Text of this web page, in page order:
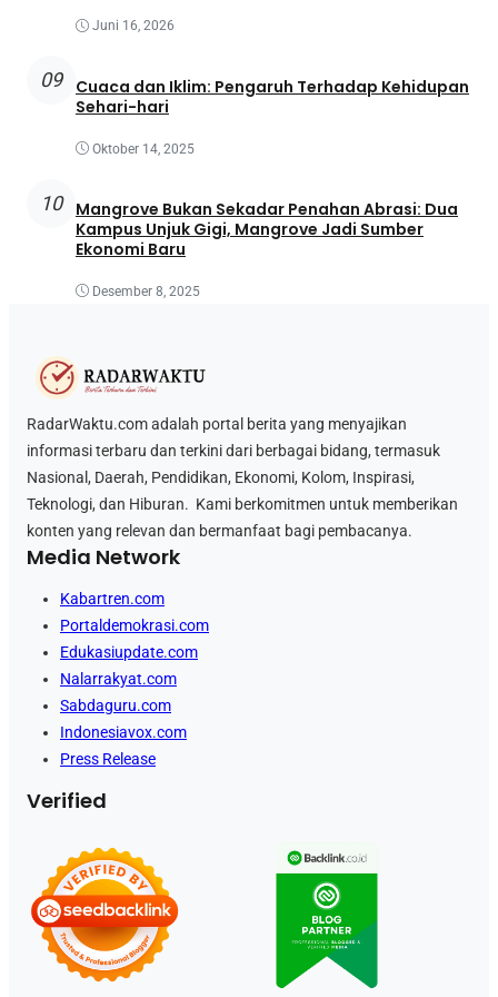
Juni 16, 2026
09
Cuaca dan Iklim: Pengaruh Terhadap Kehidupan
Sehari-hari
Oktober 14, 2025
10
Mangrove Bukan Sekadar Penahan Abrasi: Dua
Kampus Unjuk Gigi, Mangrove Jadi Sumber
Ekonomi Baru
Desember 8, 2025
RadarWaktu.com adalah portal berita yang menyajikan
informasi terbaru dan terkini dari berbagai bidang, termasuk
Nasional, Daerah, Pendidikan, Ekonomi, Kolom, Inspirasi,
Teknologi, dan Hiburan. Kami berkomitmen untuk memberikan
konten yang relevan dan bermanfaat bagi pembacanya.
Media Network
Kabartren.com
Portaldemokrasi.com
Edukasiupdate.com
Nalarrakyat.com
Sabdaguru.com
Indonesiavox.com
Press Release
Verified